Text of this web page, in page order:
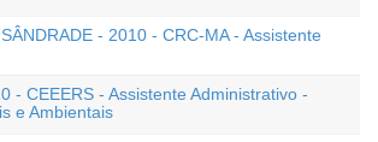
- 2010 - CRC-MA - Assistente
- CEEERS - Assistente Administrativo -
e Ambientais